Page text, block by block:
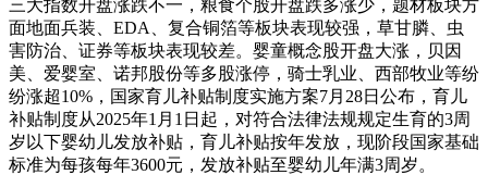
三大指数开盘涨跌不一，粮食个股开盘跌多涨少，题材板块方
面地面兵装、EDA、复合铜箔等板块表现较强，草甘膦、虫
害防治、证券等板块表现较差。婴童概念股开盘大涨，贝因
美、爱婴室、诺邦股份等多股涨停，骑士乳业、西部牧业等纷
纷涨超10%，国家育儿补贴制度实施方案7月28日公布，育儿
补贴制度从2025年1月1日起，对符合法律法规规定生育的3周
岁以下婴幼儿发放补贴，育儿补贴按年发放，现阶段国家基础
标准为每孩每年3600元，发放补贴至婴幼儿年满3周岁。